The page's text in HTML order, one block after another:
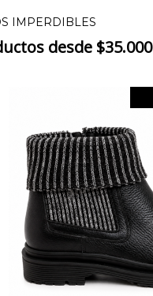
IMPERDIBLES
desde $35.000